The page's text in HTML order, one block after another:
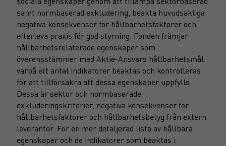
samt normbaserad exkludering, beakta huvudsakliga
negativa konsekvenser för hållbarhetsfaktorer och
efterleva praxis för god styrning. Fonden främjar
hållbarhetsrelaterade egenskaper som
överensstämmer med Aktie-Ansvars hållbarhetsmål
varpå ett antal indikatorer beaktas och kontrolleras
för att tillförsäkra att dessa egenskaper uppfylls.
Dessa är sektor och normbaserade
exkluderingskriterier, negativa konsekvenser för
hållbarhetsfaktorer och hållbarhetsbetyg från extern
leverantör. För en mer detaljerad lista av hållbara
egenskaper och de indikatorer som beaktas i